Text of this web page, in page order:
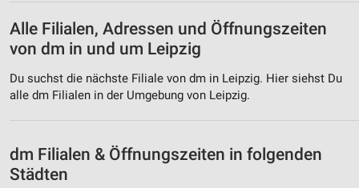
Alle Filialen, Adressen und Öffnungszeiten
von dm in und um Leipzig
Du suchst die nächste Filiale von dm in Leipzig. Hier siehst Du
alle dm Filialen in der Umgebung von Leipzig.
dm Filialen & Öffnungszeiten in folgenden
Städten
Nicht-IAB-Verarbeitungszwecke:
Performance
Werbung